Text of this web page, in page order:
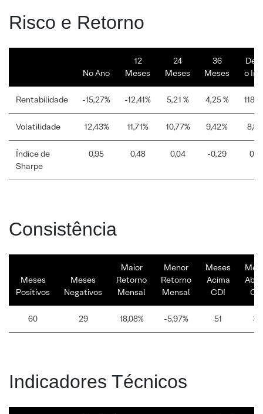
Risco e Retorno
No Ano
12
Meses
24
Meses
36
Meses
o
Rentabilidade -15,27% -12,41% 5,21 % 4,25 %
Volatilidade 12,43% 11,71% 10,77% 9,42%
Índice de
Sharpe
0,95 0,48 0,04 -0,29
Consistência
Meses
Positivos
Meses
Negativos
Maior
Retorno
Mensal
Menor
Retorno
Mensal
Meses
Acima
CDI
60 29 18,08% -5,97% 51 38
Indicadores Técnicos